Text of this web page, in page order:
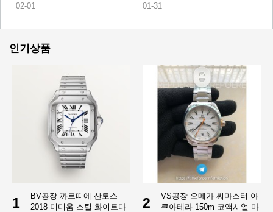
02-01
01-31
인기상품
1
BV공장 까르띠에 산토스
2018 미디움 스틸 화이트다
2
VS공장 오메가 씨마스터 아
쿠아테라 150m 코액시얼 마